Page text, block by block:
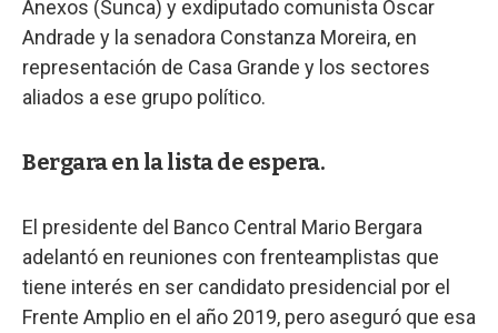
Anexos (Sunca) y exdiputado comunista Oscar
Andrade y la senadora Constanza Moreira, en
representación de Casa Grande y los sectores
aliados a ese grupo político.
Bergara en la lista de espera.
El presidente del Banco Central Mario Bergara
adelantó en reuniones con frenteamplistas que
tiene interés en ser candidato presidencial por el
Frente Amplio en el año 2019, pero aseguró que esa